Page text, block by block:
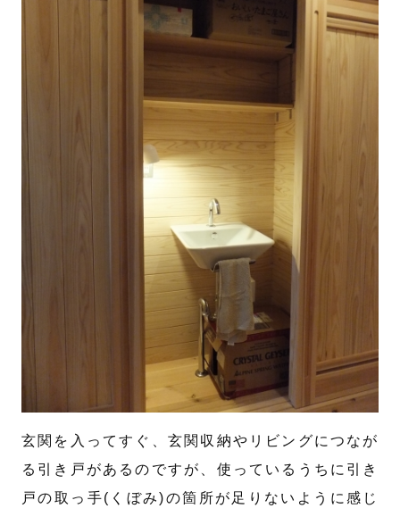
玄関を入ってすぐ、玄関収納やリビングにつなが
る引き戸があるのですが、使っているうちに引き
戸の取っ手(くぼみ)の箇所が足りないように感じ